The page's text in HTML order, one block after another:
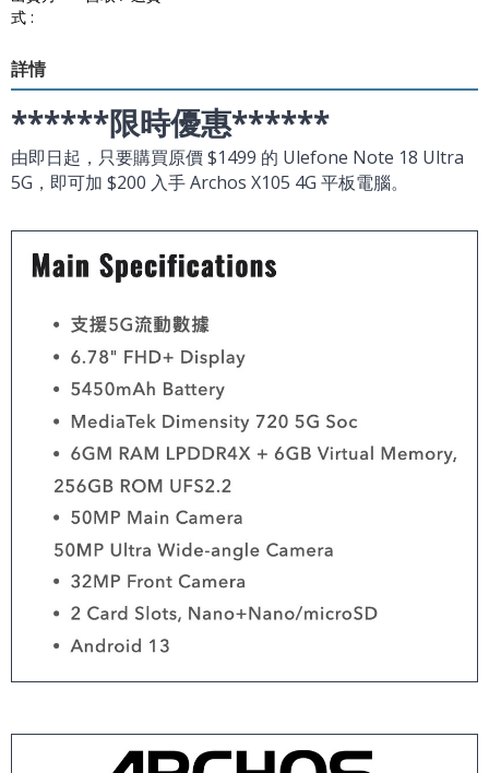
式 :
詳情
******限時優惠******
由即日起，只要購買原價 $1499 的 Ulefone Note 18 Ultra
5G，即可加 $200 入手 Archos X105 4G 平板電腦。